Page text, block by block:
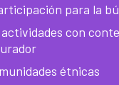
para la
con
étnicas